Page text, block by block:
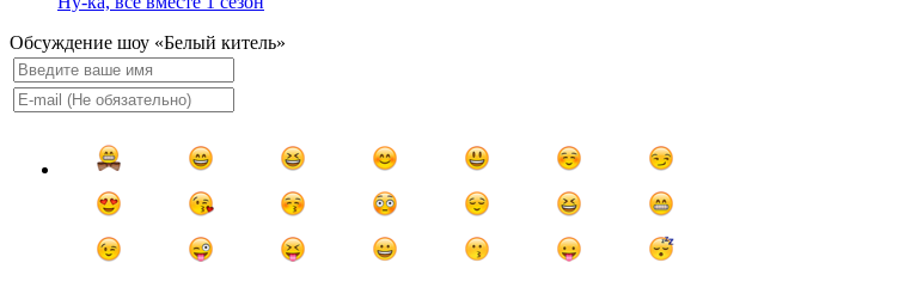
Обсуждение шоу «Белый китель»